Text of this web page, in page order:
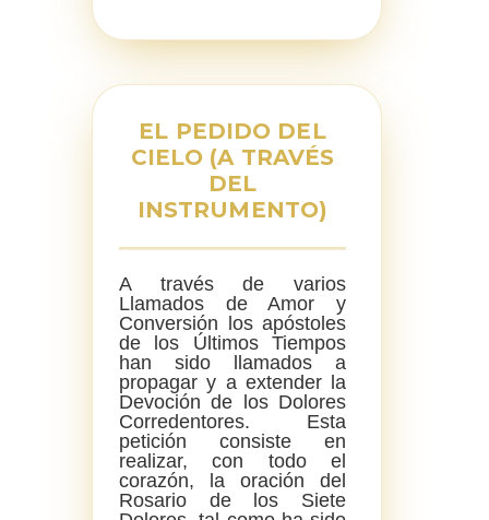
EL PEDIDO DEL
CIELO (A TRAVÉS
DEL
INSTRUMENTO)
A través de varios
Llamados de Amor y
Conversión los apóstoles
de los Últimos Tiempos
han sido llamados a
propagar y a extender la
Devoción de los Dolores
Corredentores. Esta
petición consiste en
realizar, con todo el
corazón, la oración del
Rosario de los Siete